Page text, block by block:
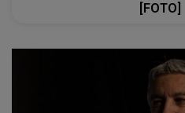
[FOTO]